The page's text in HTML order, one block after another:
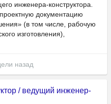
инженера-конструктора.
документацию
(в том числе, рабочую
изготовления),
назад
/ ведущий инженер-